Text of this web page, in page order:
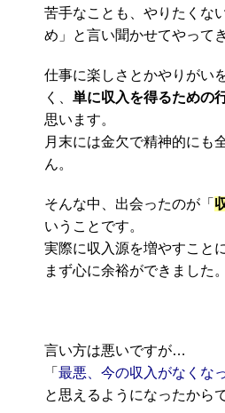
苦手なことも、やりたくな
め」と言い聞かせてやって
仕事に楽しさとかやりがい
く、 単に収入を得るための
思います。
月末には金欠で精神的にも
ん。
そんな中、出会ったのが「
いうことです。
実際に収入源を増やすこと
まず心に余裕ができました。
言い方は悪いですが…
「 最悪、今の収入がなくな
と思えるようになったから